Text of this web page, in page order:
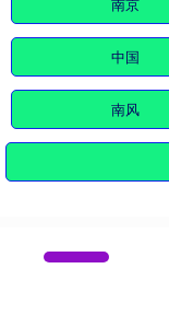
南京
中国
南风